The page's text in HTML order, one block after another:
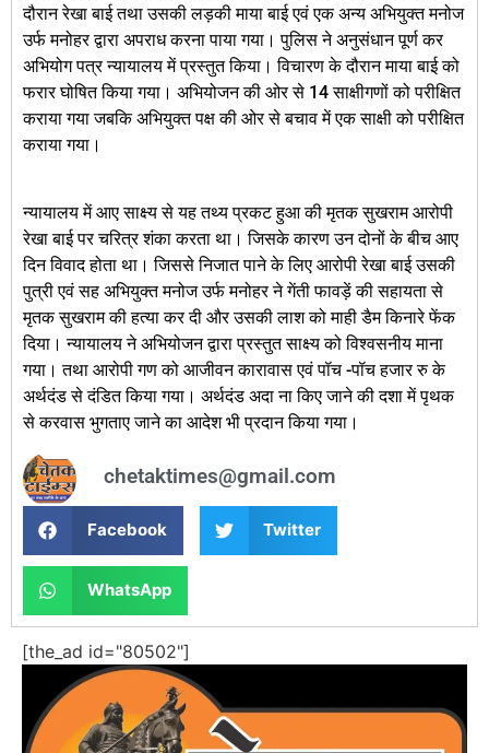
दौरान रेखा बाई तथा उसकी लड़की माया बाई एवं एक अन्य अभियुक्त मनोज
उर्फ मनोहर द्वारा अपराध करना पाया गया। पुलिस ने अनुसंधान पूर्ण कर
अभियोग पत्र न्यायालय में प्रस्तुत किया। विचारण के दौरान माया बाई को
फरार घोषित किया गया। अभियोजन की ओर से 14 साक्षीगणों को परीक्षित
कराया गया जबकि अभियुक्त पक्ष की ओर से बचाव में एक साक्षी को परीक्षित
कराया गया।
न्यायालय में आए साक्ष्य से यह तथ्य प्रकट हुआ की मृतक सुखराम आरोपी
रेखा बाई पर चरित्र शंका करता था। जिसके कारण उन दोनों के बीच आए
दिन विवाद होता था। जिससे निजात पाने के लिए आरोपी रेखा बाई उसकी
पुत्री एवं सह अभियुक्त मनोज उर्फ मनोहर ने गेंती फावड़ें की सहायता से
मृतक सुखराम की हत्या कर दी और उसकी लाश को माही डैम किनारे फेंक
दिया। न्यायालय ने अभियोजन द्वारा प्रस्तुत साक्ष्य को विश्वसनीय माना
गया। तथा आरोपी गण को आजीवन कारावास एवं पॉच -पॉच हजार रु के
अर्थदंड से दंडित किया गया। अर्थदंड अदा ना किए जाने की दशा में पृथक
से करवास भुगताए जाने का आदेश भी प्रदान किया गया।
chetaktimes@gmail.com
Facebook Twitter
WhatsApp
[the_ad id="80502"]